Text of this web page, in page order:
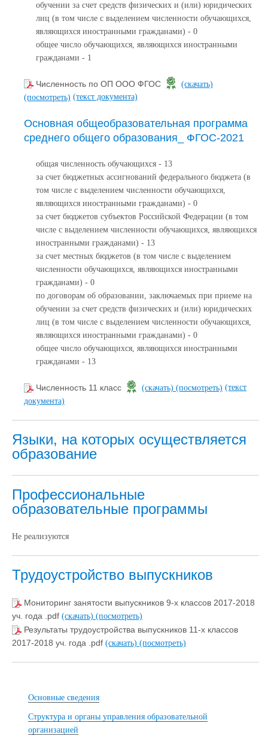
обучении за счет средств физических и (или) юридических
лиц (в том числе с выделением численности обучающихся,
являющихся иностранными гражданами) - 0
общее число обучающихся, являющихся иностранными
гражданами - 1
Численность по ОП ООО ФГОС
(скачать)
(посмотреть) (текст документа)
Основная общеобразовательная программа
среднего общего образования_ ФГОС-2021
общая численность обучающихся - 13
за счет бюджетных ассигнований федерального бюджета (в
том числе с выделением численности обучающихся,
являющихся иностранными гражданами) - 0
за счет бюджетов субъектов Российской Федерации (в том
числе с выделением численности обучающихся, являющихся
иностранными гражданами) - 13
за счет местных бюджетов (в том числе с выделением
численности обучающихся, являющихся иностранными
гражданами) - 0
по договорам об образовании, заключаемых при приеме на
обучении за счет средств физических и (или) юридических
лиц (в том числе с выделением численности обучающихся,
являющихся иностранными гражданами) - 0
общее число обучающихся, являющихся иностранными
гражданами - 13
Численность 11 класс (скачать) (посмотреть) (текст
документа)
Языки, на которых осуществляется
образование
Профессиональные
образовательные программы
Не реализуются
Трудоустройство выпускников
Мониторинг занятости выпускников 9-х классов 2017-2018
уч. года .pdf (скачать) (посмотреть)
Результаты трудоустройства выпускников 11-х классов
2017-2018 уч. года .pdf (скачать) (посмотреть)
Основные сведения
Структура и органы управления образовательной
организацией